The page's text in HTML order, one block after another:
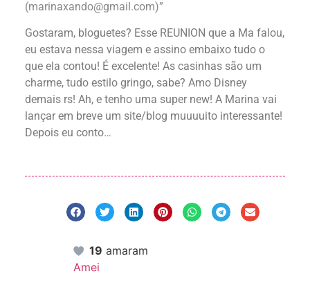
(marinaxando@gmail.com)”
Gostaram, bloguetes? Esse REUNION que a Ma falou,
eu estava nessa viagem e assino embaixo tudo o
que ela contou! É excelente! As casinhas são um
charme, tudo estilo gringo, sabe? Amo Disney
demais rs! Ah, e tenho uma super new! A Marina vai
lançar em breve um site/blog muuuuito interessante!
Depois eu conto…
19 amaram
Amei